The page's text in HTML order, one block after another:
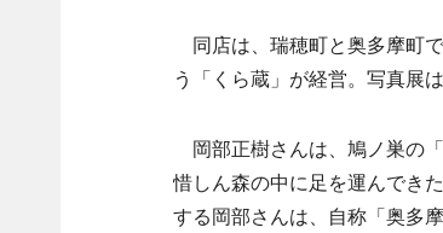
同店は、瑞穂町と奥多摩町
う「くら蔵」が経営。写真展
岡部正樹さんは、鳩ノ巣の
惜しん森の中に足を運んでき
する岡部さんは、自称「奥多